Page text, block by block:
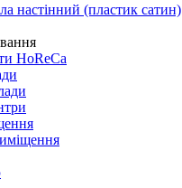
настінний (пластик сатин)
HoReCa